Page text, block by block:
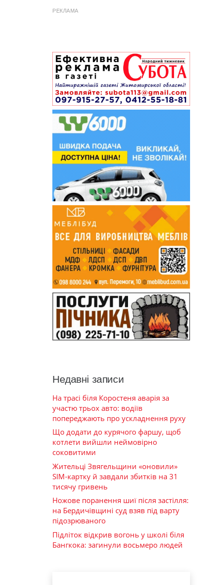
РЕКЛАМА
Недавні записи
На трасі біля Коростеня аварія за
участю трьох авто: водіїв
попереджають про ускладнення руху
Що додати до курячого фаршу, щоб
котлети вийшли неймовірно
соковитими
Жительці Звягельщини «оновили»
SIM-картку й завдали збитків на 31
тисячу гривень
Ножове поранення шиї після застілля:
на Бердичівщині суд взяв під варту
підозрюваного
Підліток відкрив вогонь у школі біля
Бангкока: загинули восьмеро людей